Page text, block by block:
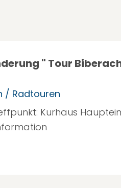
" Tour
/ Radtouren
Kurhaus